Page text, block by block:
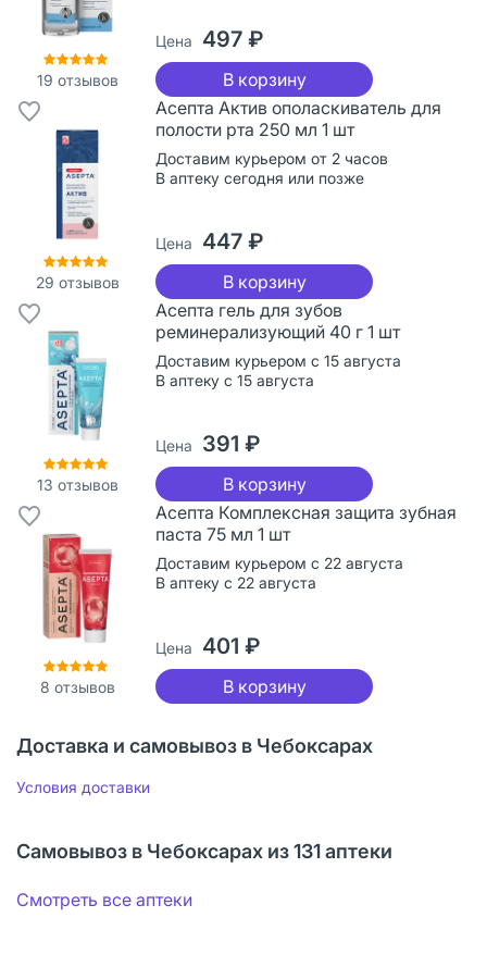
19 отзывов
Цена 497 ₽
В корзину
29 отзывов
Асепта Актив ополаскиватель для
полости рта 250 мл 1 шт
Доставим курьером от 2 часов
В аптеку сегодня или позже
Цена 447 ₽
В корзину
13 отзывов
Асепта гель для зубов
реминерализующий 40 г 1 шт
Доставим курьером с 15 августа
В аптеку с 15 августа
Цена 391 ₽
В корзину
8 отзывов
Асепта Комплексная защита зубная
паста 75 мл 1 шт
Доставим курьером с 22 августа
В аптеку с 22 августа
Цена 401 ₽
В корзину
Доставка и самовывоз в Чебоксарах
Условия доставки
Самовывоз в Чебоксарах из 131 аптеки
Смотреть все аптеки